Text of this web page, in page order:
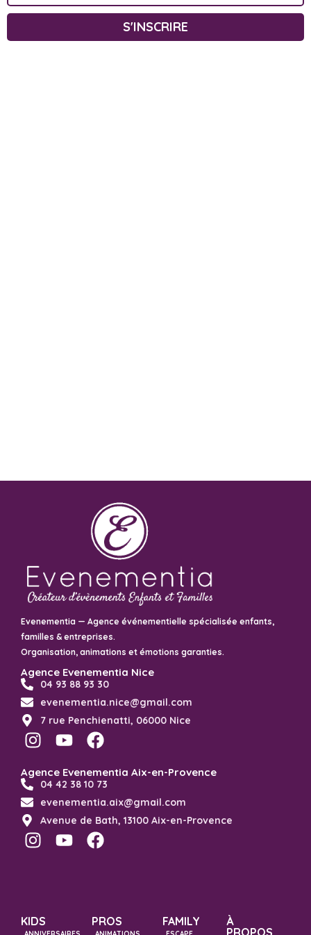
S'INSCRIRE
Evenementia — Agence événementielle spécialisée enfants,
familles & entreprises.
Organisation, animations et émotions garanties.
Agence Evenementia Nice
04 93 88 93 30
evenementia.nice@gmail.com
7 rue Penchienatti, 06000 Nice
Agence Evenementia Aix-en-Provence
04 42 38 10 73
evenementia.aix@gmail.com
Avenue de Bath, 13100 Aix-en-Provence
KIDS PROS FAMILY
À
PROPOS